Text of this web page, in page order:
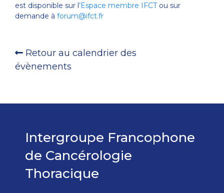
est disponible sur l’Espace membre IFCTou sur
demande à forum@ifct.fr
Retour au calendrier des
évènements
Intergroupe Francophone
de Cancérologie
Thoracique